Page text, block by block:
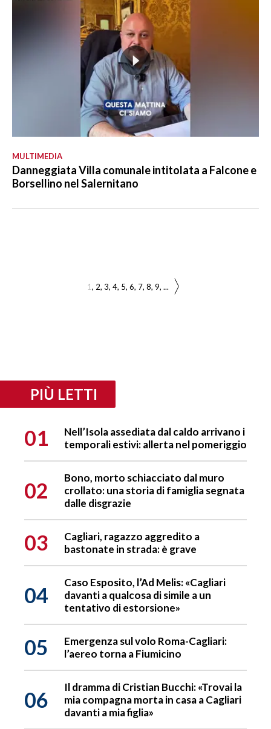
MULTIMEDIA
Danneggiata Villa comunale intitolata a Falcone e
Borsellino nel Salernitano
1 2 3 4 5 6 7 8 9 ...
PIÙ LETTI
01
Nell’Isola assediata dal caldo arrivano i
temporali estivi: allerta nel pomeriggio
02
Bono, morto schiacciato dal muro
crollato: una storia di famiglia segnata
dalle disgrazie
03
Cagliari, ragazzo aggredito a
bastonate in strada: è grave
04
Caso Esposito, l’Ad Melis: «Cagliari
davanti a qualcosa di simile a un
tentativo di estorsione»
05
Emergenza sul volo Roma-Cagliari:
l’aereo torna a Fiumicino
06
Il dramma di Cristian Bucchi: «Trovai la
mia compagna morta in casa a Cagliari
davanti a mia figlia»